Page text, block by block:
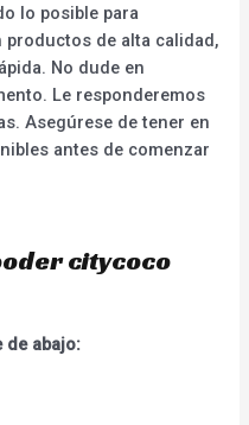
lo posible para
de alta calidad,
No dude en
Le responderemos
Asegúrese de tener en
antes de comenzar
citycoco
de abajo: